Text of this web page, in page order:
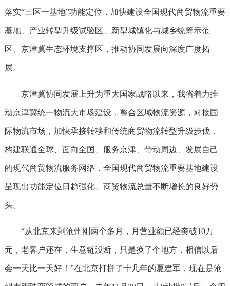
落实“三区一基地”功能定位，加快建设全国现代商贸物流重要
基地、产业转型升级试验区、新型城镇化与城乡统筹示范
区、京津冀生态环境支撑区，推动协同发展向深度广度拓
展。
京津冀协同发展上升为重大国家战略以来，我省着力推
动京津冀统一物流大市场建设，整合区域物流资源，对接国
际物流市场，加快承接转移和传统商贸物流转型升级步伐，
构建联通全球、面向全国、服务京津、带动周边、发展自己
的现代商贸物流服务网络，全国现代商贸物流重要基地建设
呈现出功能定位日趋强化、商贸物流总量不断增长的良好势
头。
“从北京来到沧州刚两个多月，月营业额已经突破10万
元，老客户还在，生意链没断，只是换了个地方，相信以后
会一天比一天好！”在北京打拼了十几年的夏建军，现在是沧